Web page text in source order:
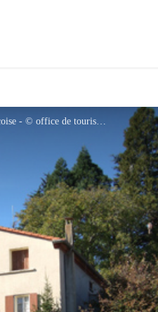
Chez Françoise - © office de tourisme